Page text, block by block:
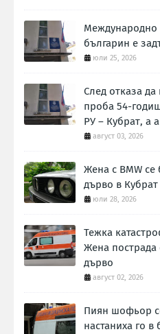
Международно
българин е
юли 25, 2026
След отказа да
проба 54-
РУ – Кубрат, а
август 03, 2026
Жена с BMW
дърво в Кубрат
юли 28, 2026
Тежка
Жена пострада
дърво
август 02, 2026
Пиян шофьор
настаниха го